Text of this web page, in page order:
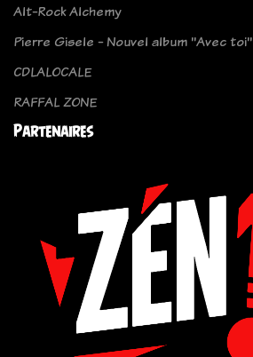
Alt-Rock Alchemy
Pierre Gisele - Nouvel album ''Avec toi''
CDLALOCALE
RAFFAL ZONE
Partenaires